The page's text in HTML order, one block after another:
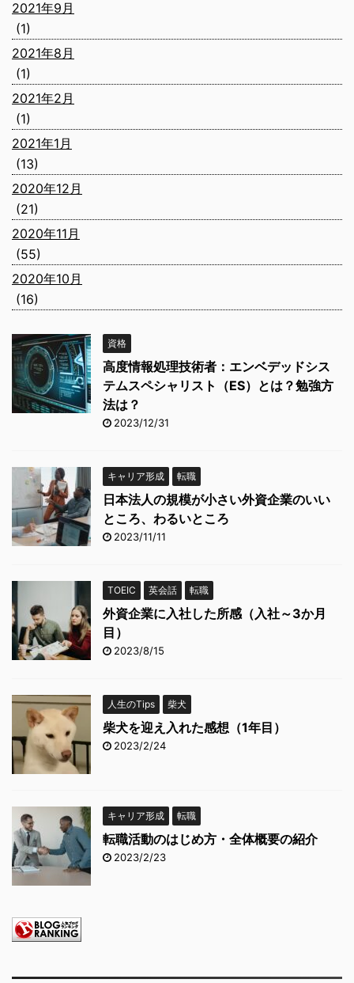
2021年9月
(1)
2021年8月
(1)
2021年2月
(1)
2021年1月
(13)
2020年12月
(21)
2020年11月
(55)
2020年10月
(16)
資格
高度情報処理技術者：エンベデッドシス
テムスペシャリスト（ES）とは？勉強方
法は？
2023/12/31
キャリア形成 転職
日本法人の規模が小さい外資企業のいい
ところ、わるいところ
2023/11/11
TOEIC 英会話 転職
外資企業に入社した所感（入社～3か月
目）
2023/8/15
人生のTips 柴犬
柴犬を迎え入れた感想（1年目）
2023/2/24
キャリア形成 転職
転職活動のはじめ方・全体概要の紹介
2023/2/23